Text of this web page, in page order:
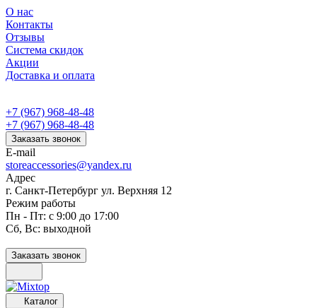
О нас
Контакты
Отзывы
Система скидок
Акции
Доставка и оплата
+7 (967) 968-48-48
+7 (967) 968-48-48
Заказать звонок
E-mail
storeaccessories@yandex.ru
Адрес
г. Санкт-Петербург ул. Верхняя 12
Режим работы
Пн - Пт: с 9:00 до 17:00
Сб, Вс: выходной
Заказать звонок
Каталог